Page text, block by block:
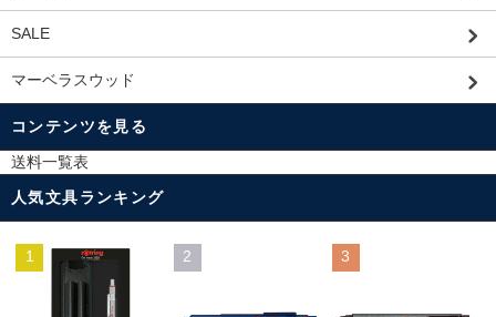
SALE
マーベラスウッド
コンテンツを見る
送料一覧表
人気文具ランキング
1 2 3